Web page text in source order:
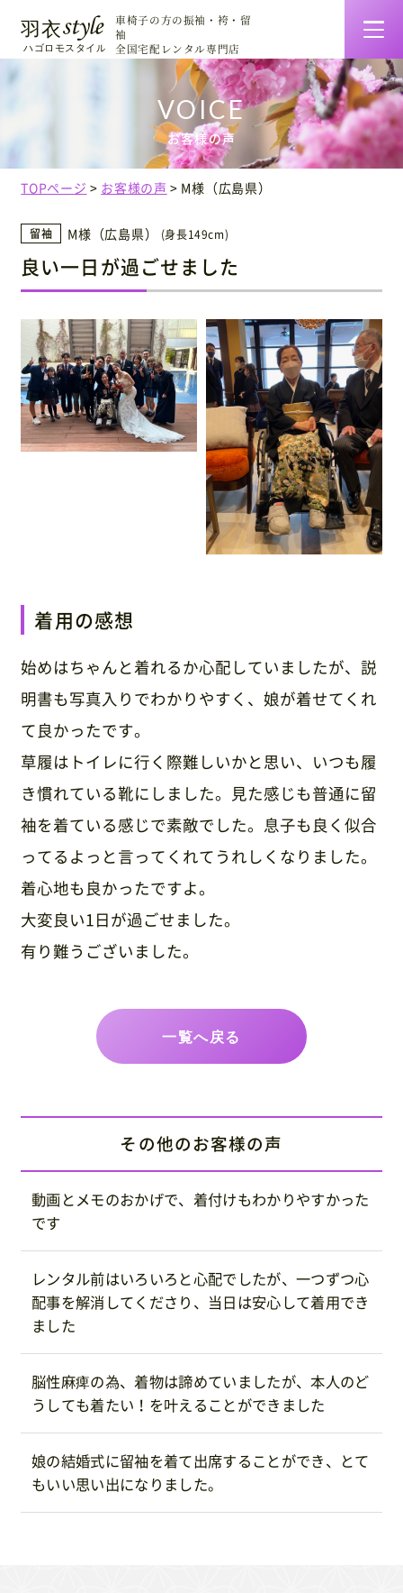
車椅子の方の振袖・袴・留
袖
全国宅配レンタル専門店
羽衣スタイルの特徴
着物一覧・料金
お客様の声
着せ方マニュアル
会社情報
お知らせ・ブログ
0120-87-4580
(営業時間：9:00〜17:00 / 休日：土日祝)
※ご利用日が近い方は休日でもご連絡ください
お問い合わせ・資料請求
お客様の声
TOPページ お客様の声 M様（広島県）
良い一日が過ごせました
留袖 M様（広島県） (身長149cm)
着用の感想
始めはちゃんと着れるか心配していましたが、説
明書も写真入りでわかりやすく、娘が着せてくれ
て良かったです。
草履はトイレに行く際難しいかと思い、いつも履
き慣れている靴にしました。見た感じも普通に留
袖を着ている感じで素敵でした。息子も良く似合
ってるよっと言ってくれてうれしくなりました。
着心地も良かったですよ。
大変良い1日が過ごせました。
有り難うございました。
一覧へ戻る
その他のお客様の声
動画とメモのおかげで、着付けもわかりやすかった
です
レンタル前はいろいろと心配でしたが、一つずつ心
配事を解消してくださり、当日は安心して着用でき
ました
脳性麻痺の為、着物は諦めていましたが、本人のど
うしても着たい！を叶えることができました
娘の結婚式に留袖を着て出席することができ、とて
もいい思い出になりました。